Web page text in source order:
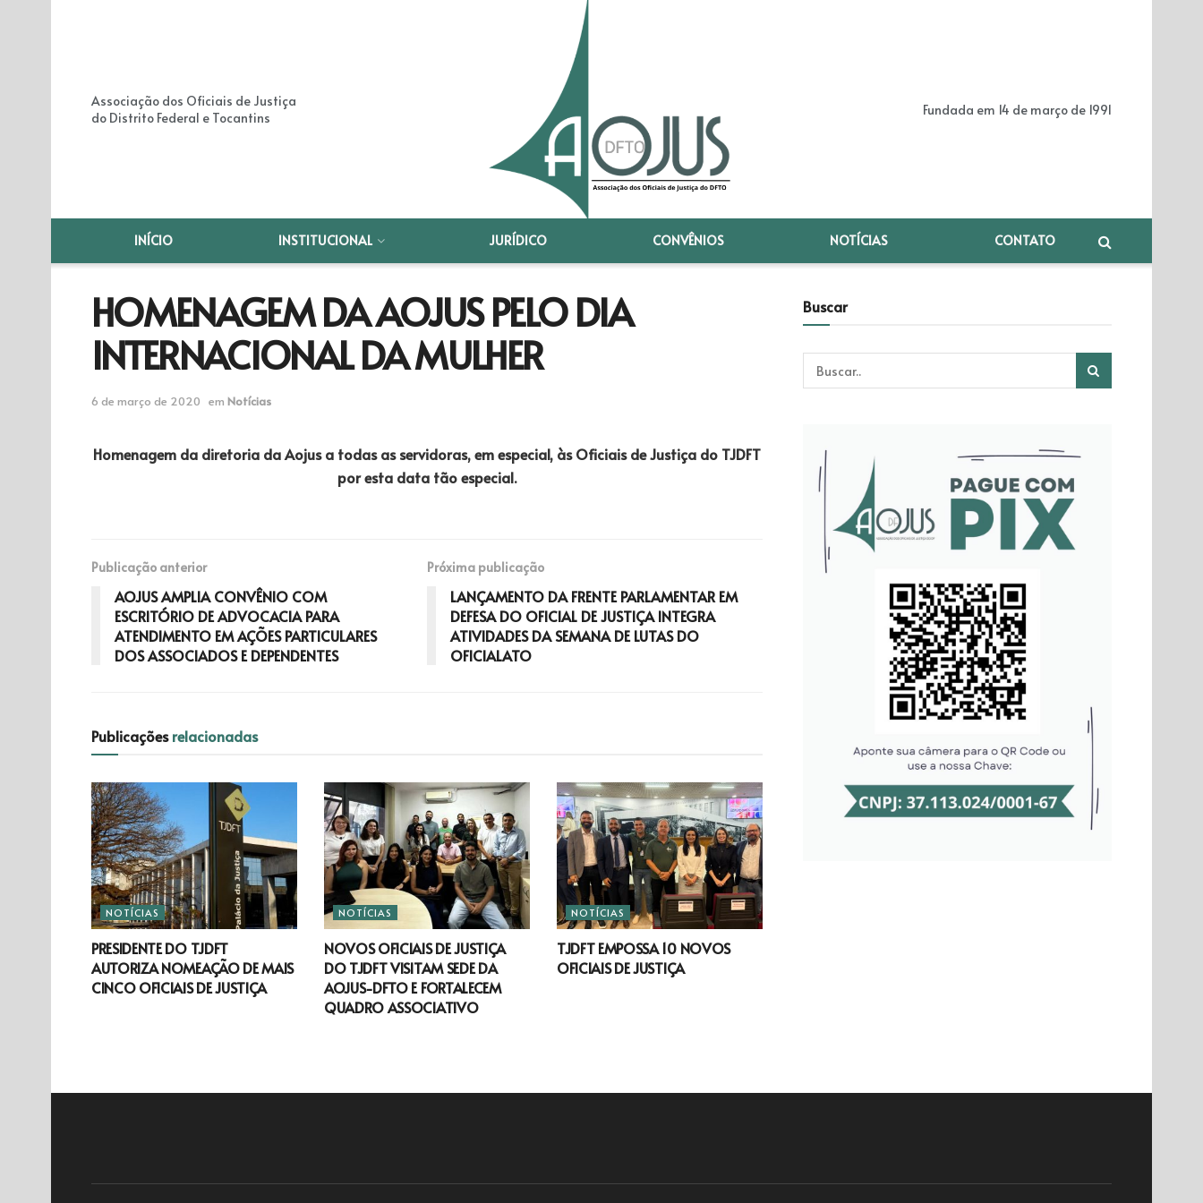
Associação dos Oficiais de Justiça
do Distrito Federal e Tocantins
Fundada em 14 de março de 1991
INÍCIO INSTITUCIONAL JURÍDICO CONVÊNIOS NOTÍCIAS CONTATO
HOMENAGEM DA AOJUS PELO DIA
INTERNACIONAL DA MULHER
6 de março de 2020 em Notícias
Homenagem da diretoria da Aojus a todas as servidoras, em especial, às Oficiais de Justiça do TJDFT
por esta data tão especial.
Publicação anterior
AOJUS AMPLIA CONVÊNIO COM
ESCRITÓRIO DE ADVOCACIA PARA
ATENDIMENTO EM AÇÕES PARTICULARES
DOS ASSOCIADOS E DEPENDENTES
Próxima publicação
LANÇAMENTO DA FRENTE PARLAMENTAR EM
DEFESA DO OFICIAL DE JUSTIÇA INTEGRA
ATIVIDADES DA SEMANA DE LUTAS DO
OFICIALATO
Publicaçõesrelacionadas
NOTÍCIAS
PRESIDENTE DO TJDFT
AUTORIZA NOMEAÇÃO DE MAIS
CINCO OFICIAIS DE JUSTIÇA
NOTÍCIAS
NOVOS OFICIAIS DE JUSTIÇA
DO TJDFT VISITAM SEDE DA
AOJUS-DFTO E FORTALECEM
QUADRO ASSOCIATIVO
NOTÍCIAS
TJDFT EMPOSSA 10 NOVOS
OFICIAIS DE JUSTIÇA
Buscar